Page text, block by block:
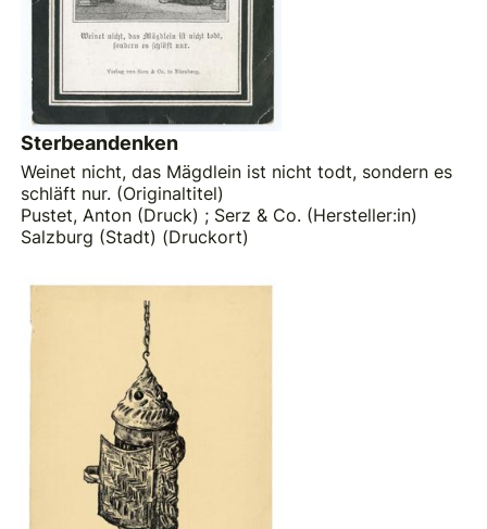
Sterbeandenken
Weinet nicht, das Mägdlein ist nicht todt, sondern es
schläft nur. (Originaltitel)
Pustet, Anton (Druck) ; Serz & Co. (Hersteller:in)
Salzburg (Stadt) (Druckort)